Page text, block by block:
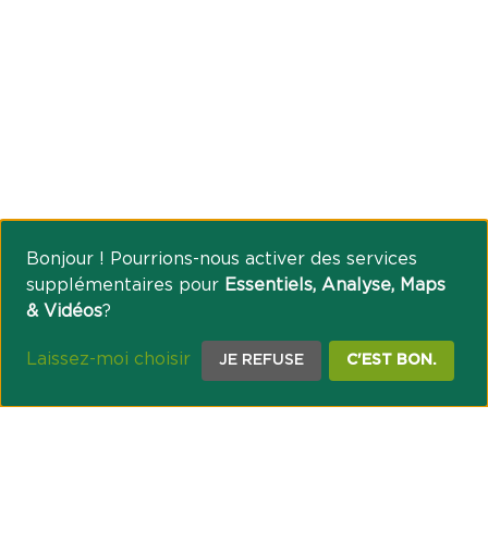
Bonjour ! Pourrions-nous activer des services
supplémentaires pour Essentiels, Analyse, Maps
& Vidéos?
Laissez-moi choisir JE REFUSE C'EST BON.